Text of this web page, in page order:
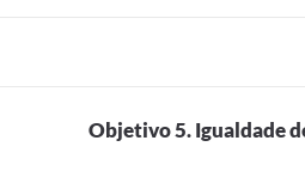
Objetivo 5. Igualdade